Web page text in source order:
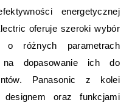
energetycznej
oferuje szeroki wybór
o różnych parametrach
dopasowanie ich do
Panasonic z kolei
oraz funkcjami